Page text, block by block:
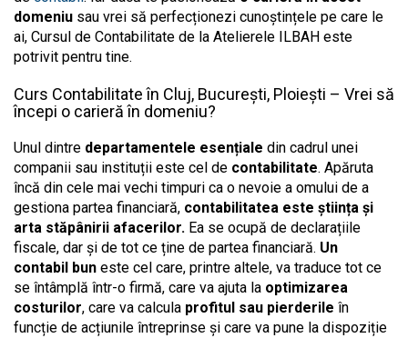
domeniu sau vrei să perfecționezi cunoștințele pe care le
ai, Cursul de Contabilitate de la Atelierele ILBAH este
potrivit pentru tine.
Curs Contabilitate în Cluj, București, Ploiești – Vrei să
începi o carieră în domeniu?
Unul dintre departamentele esențiale din cadrul unei
companii sau instituții este cel de contabilitate. Apăruta
încă din cele mai vechi timpuri ca o nevoie a omului de a
gestiona partea financiară, contabilitatea este știința și
arta stăpânirii afacerilor. Ea se ocupă de declarațiile
fiscale, dar și de tot ce ține de partea financiară. Un
contabil bun este cel care, printre altele, va traduce tot ce
se întâmplă într-o firmă, care va ajuta la optimizarea
costurilor, care va calcula profitul sau pierderile în
funcție de acțiunile întreprinse și care va pune la dispoziție